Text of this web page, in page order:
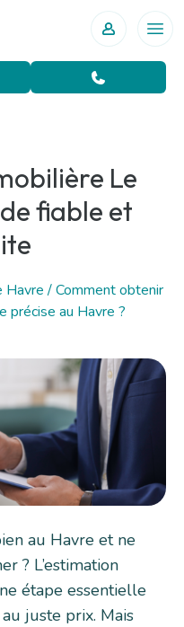
Le
fiable et
Havre/Comment obtenir
précise au Havre ?
au Havre et ne
? L’estimation
étape essentielle
juste prix. Mais